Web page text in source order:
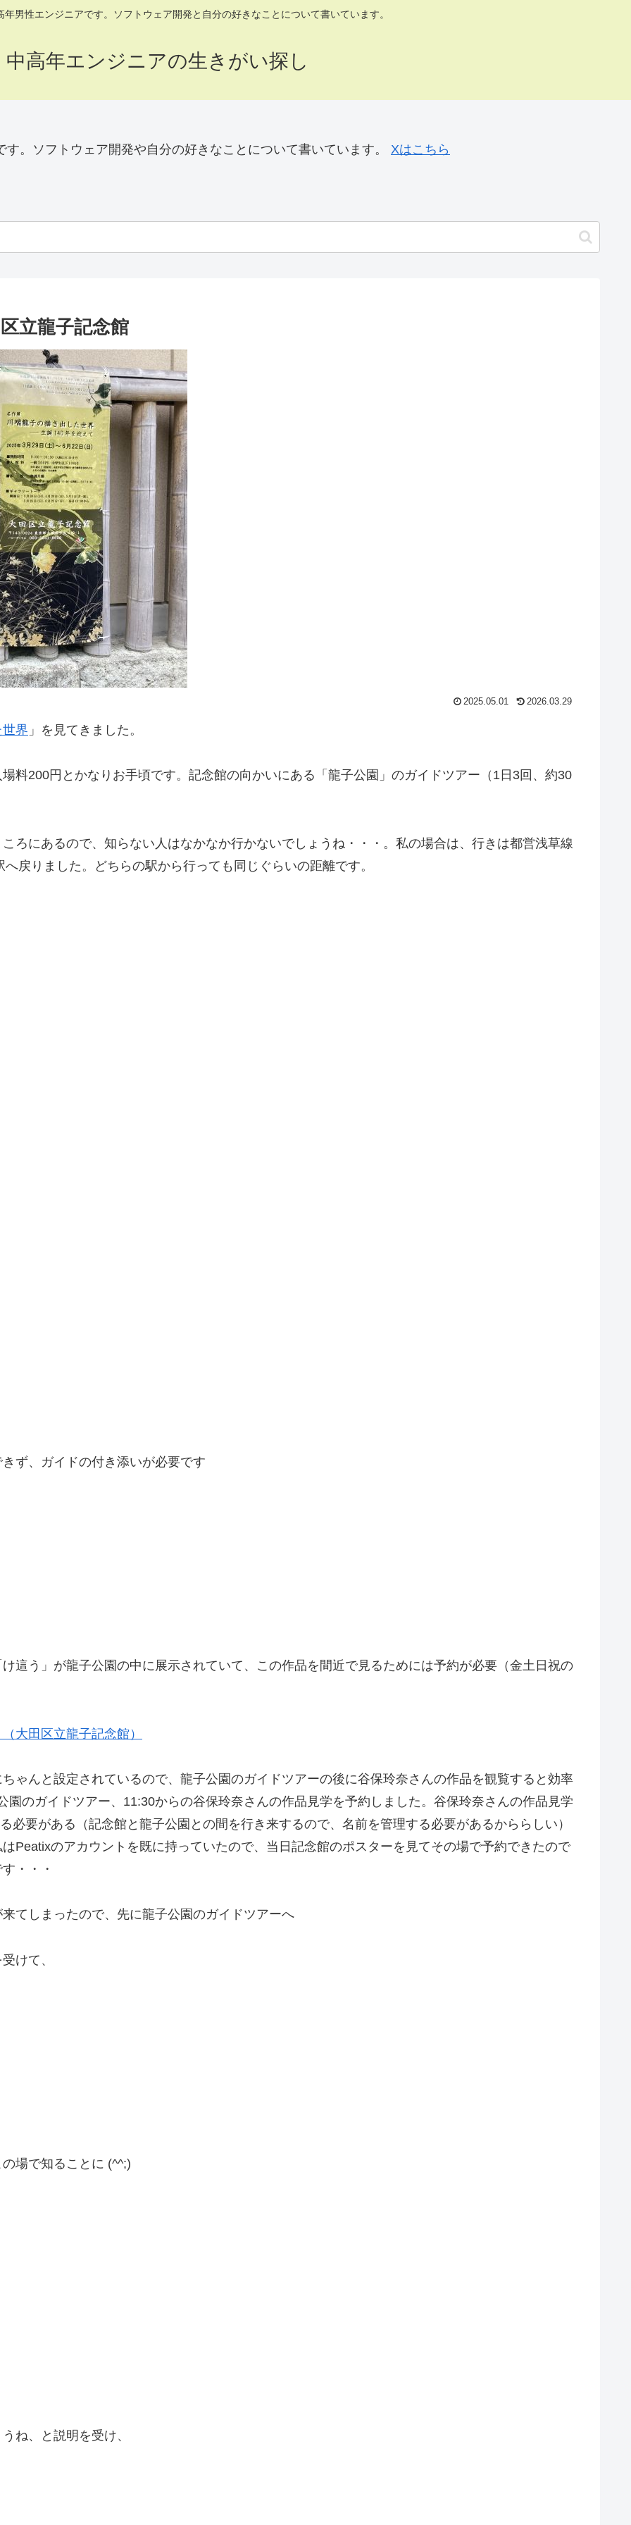
年男性エンジニアです。ソフトウェア開発と自分の好きなことについて書いています。
中高年エンジニアの生きがい探し
。ソフトウェア開発や自分の好きなことについて書いています。 Xはこちら
立龍子記念館
2025.05.01 2026.03.29
界 」を見てきました。
料200円とかなりお手頃です。記念館の向かいにある「龍子公園」のガイドツアー（1日3回、約30
ろにあるので、知らない人はなかなか行かないでしょうね・・・。私の場合は、行きは都営浅草線
戻りました。どちらの駅から行っても同じぐらいの距離です。
ず、ガイドの付き添いが必要です
這う」が龍子公園の中に展示されていて、この作品を間近で見るためには予約が必要（金土日祝の
大田区立龍子記念館）
ゃんと設定されているので、龍子公園のガイドツアーの後に谷保玲奈さんの作品を観覧すると効率
園のガイドツアー、11:30からの谷保玲奈さんの作品見学を予約しました。谷保玲奈さんの作品見学
必要がある（記念館と龍子公園との間を行き来するので、名前を管理する必要があるかららしい）
Peatixのアカウントを既に持っていたので、当日記念館のポスターを見てその場で予約できたので
・・・
てしまったので、先に龍子公園のガイドツアーへ
けて、
場で知ることに (^^;)
ね、と説明を受け、